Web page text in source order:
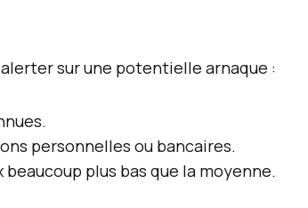
sur une potentielle arnaque :
personnelles ou bancaires.
plus bas que la moyenne.